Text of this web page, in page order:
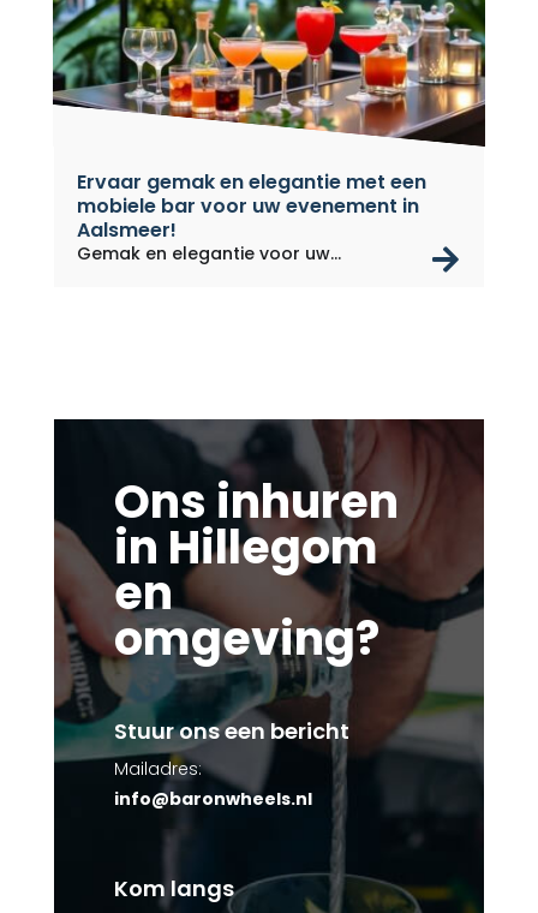
Ervaar gemak en elegantie met een
mobiele bar voor uw evenement in
Aalsmeer!
Gemak en elegantie voor uw
Ons inhuren
in Hillegom
en
omgeving?
Stuur ons een bericht
Mailadres:
info@baronwheels.nl
Kom langs